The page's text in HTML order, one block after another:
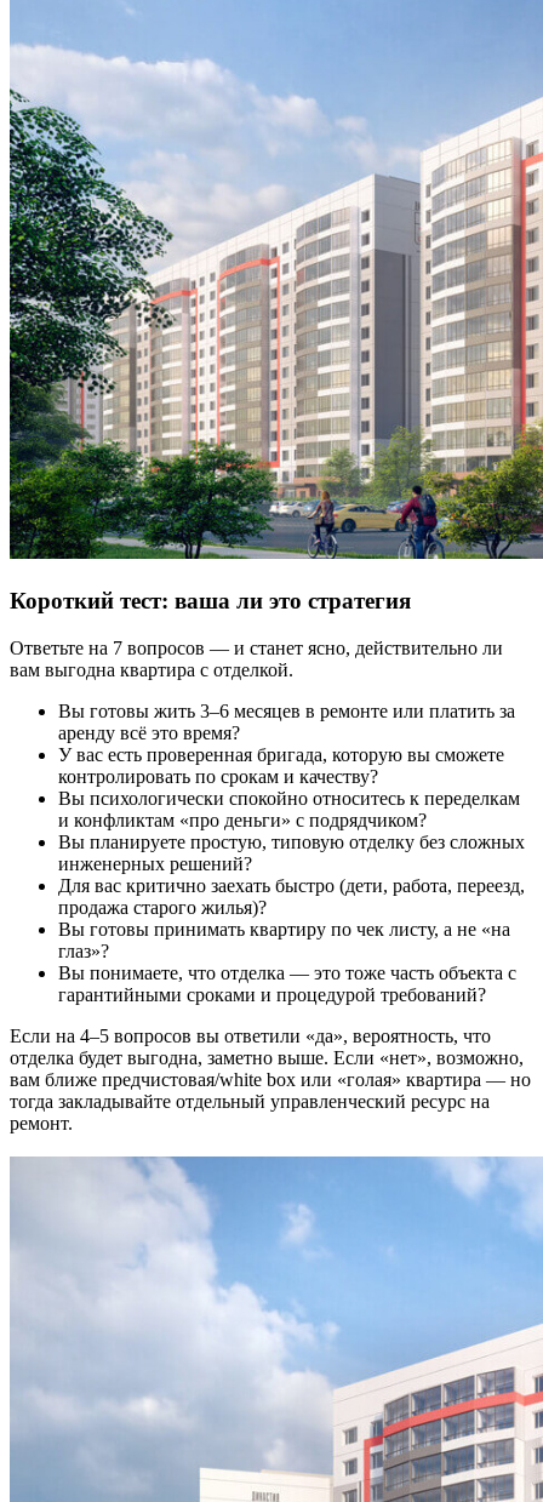
Короткий тест: ваша ли это стратегия
Ответьте на 7 вопросов — и станет ясно, действительно ли
вам выгодна квартира с отделкой.
Вы готовы жить 3–6 месяцев в ремонте или платить за
аренду всё это время?
У вас есть проверенная бригада, которую вы сможете
контролировать по срокам и качеству?
Вы психологически спокойно относитесь к переделкам
и конфликтам «про деньги» с подрядчиком?
Вы планируете простую, типовую отделку без сложных
инженерных решений?
Для вас критично заехать быстро (дети, работа, переезд,
продажа старого жилья)?
Вы готовы принимать квартиру по чек листу, а не «на
глаз»?
Вы понимаете, что отделка — это тоже часть объекта с
гарантийными сроками и процедурой требований?
Если на 4–5 вопросов вы ответили «да», вероятность, что
отделка будет выгодна, заметно выше. Если «нет», возможно,
вам ближе предчистовая/white box или «голая» квартира — но
тогда закладывайте отдельный управленческий ресурс на
ремонт.